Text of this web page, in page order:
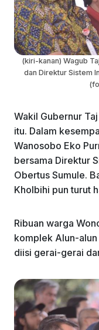
(kiri-kanan) Wagub
dan Direktur Sistem
Wakil Gubernur
itu. Dalam
Wanosobo Eko
bersama Direktur
Obertus Sumule.
Kholbihi pun turut
Ribuan warga
komplek Alun-
diisi gerai-gerai